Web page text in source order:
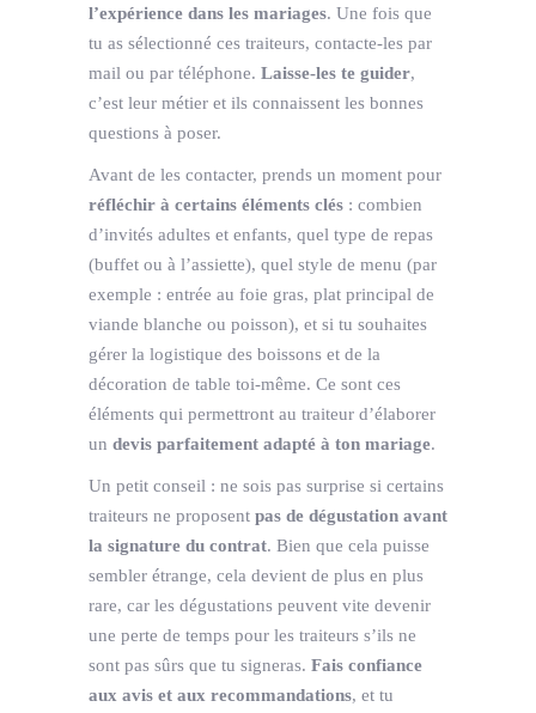
l’expérience dans les mariages. Une fois que
tu as sélectionné ces traiteurs, contacte-les par
mail ou par téléphone. Laisse-les te guider,
c’est leur métier et ils connaissent les bonnes
questions à poser.
Avant de les contacter, prends un moment pour
réfléchir à certains éléments clés : combien
d’invités adultes et enfants, quel type de repas
(buffet ou à l’assiette), quel style de menu (par
exemple : entrée au foie gras, plat principal de
viande blanche ou poisson), et si tu souhaites
gérer la logistique des boissons et de la
décoration de table toi-même. Ce sont ces
éléments qui permettront au traiteur d’élaborer
un devis parfaitement adapté à ton mariage.
Un petit conseil : ne sois pas surprise si certains
traiteurs ne proposent pas de dégustation avant
la signature du contrat. Bien que cela puisse
sembler étrange, cela devient de plus en plus
rare, car les dégustations peuvent vite devenir
une perte de temps pour les traiteurs s’ils ne
sont pas sûrs que tu signeras. Fais confiance
aux avis et aux recommandations, et tu